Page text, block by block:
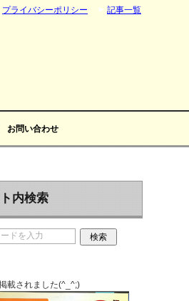
お問い合わせ
内検索
載されました(^_^;)
プライバシーポリシー 記事一覧